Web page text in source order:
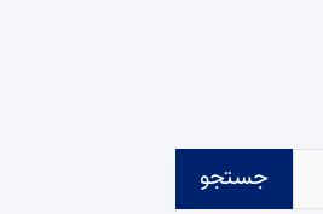
جستجو